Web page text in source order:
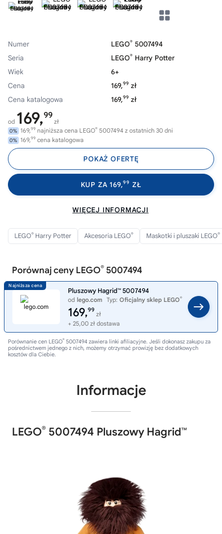
Numer LEGO® 5007494
Seria
LEGO® Harry Potter
Wiek
6+
Cena
169,99 zł
Cena katalogowa
169,99 zł
od 169,99
zł
0% 169,99 najniższa cena LEGO® 5007494 z ostatnich 30 dni
0% 169,99 cena katalogowa
POKAŻ OFERTĘ
KUP ZA 169,99 ZŁ
WIĘCEJ INFORMACJI
LEGO® Harry Potter Akcesoria LEGO® Maskotki i pluszaki LEGO®
Porównaj ceny LEGO® 5007494
Pluszowy Hagrid™ 5007494
od lego.com Typ: Oficjalny sklep LEGO®
169,99
zł
+ 25,00 zł dostawa
Porównanie cen LEGO® 5007494 zawiera linki afiliacyjne. Jeśli dokonasz zakupu za
pośrednictwem jednego z nich, możemy otrzymać prowizję bez dodatkowych
kosztów dla Ciebie.
Informacje
LEGO® 5007494 Pluszowy Hagrid™